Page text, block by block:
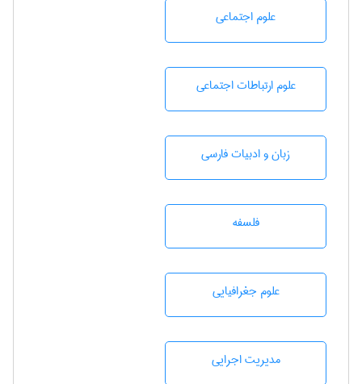
علوم اجتماعی
علوم ارتباطات اجتماعی
زبان و ادبيات فارسی
فلسفه
علوم جغرافيايی
مديريت اجرايی